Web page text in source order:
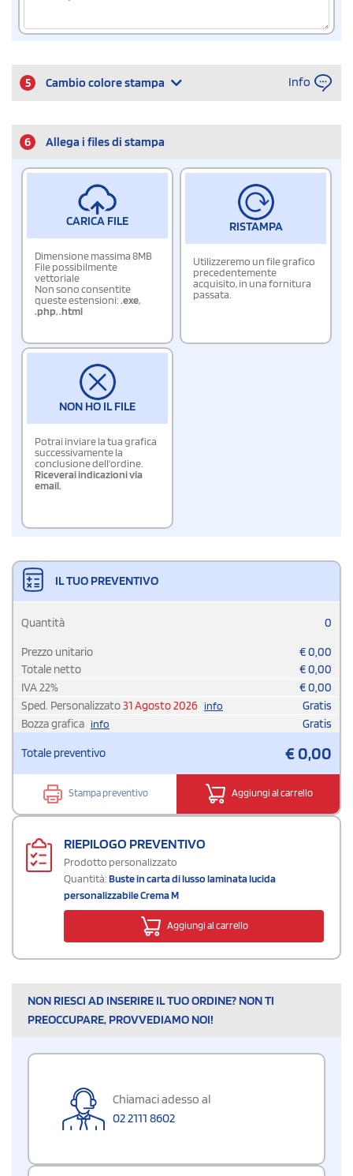
5 Cambio colore stampa Info
6 Allega i files di stampa
CARICA FILE
Dimensione massima 8MB
File possibilmente
vettoriale
Non sono consentite
queste estensioni:.exe,
.php,.html
RISTAMPA
Utilizzeremo un file grafico
precedentemente
acquisito, in una fornitura
passata.
NON HO IL FILE
Potrai inviare la tua grafica
successivamente la
conclusione dell'ordine.
Riceverai indicazioni via
email.
IL TUO PREVENTIVO
Quantità 0
Prezzo unitario €0,00
Totale netto
€0,00
IVA22% €0,00
Sped. Personalizzato31 Agosto 2026 info
Gratis
Bozza grafica info Gratis
Totale preventivo €0,00
Stampa preventivo Aggiungi al carrello
RIEPILOGO PREVENTIVO
Prodotto personalizzato
Quantità:Buste in carta di lusso laminata lucida
personalizzabile Crema M
Aggiungi al carrello
NON RIESCI AD INSERIRE IL TUO ORDINE? NON TI
PREOCCUPARE, PROVVEDIAMO NOI!
Chiamaci adesso al
02 2111 8602